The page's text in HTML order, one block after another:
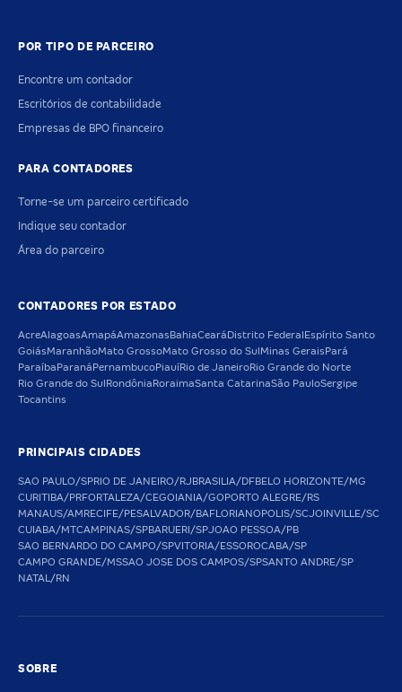
POR TIPO DE PARCEIRO
Encontre um contador
Escritórios de contabilidade
Empresas de BPO financeiro
PARA CONTADORES
Torne-se um parceiro certificado
Indique seu contador
Área do parceiro
CONTADORES POR ESTADO
AcreAlagoasAmapáAmazonas BahiaCeará Distrito Federal Espírito Santo
GoiásMaranhãoMato GrossoMato Grosso do Sul Minas Gerais Pará
Paraíba Paraná PernambucoPiauíRio de JaneiroRio Grande do Norte
Rio Grande do Sul Rondônia RoraimaSanta CatarinaSão PauloSergipe
Tocantins
PRINCIPAIS CIDADES
SAO PAULO/SPRIO DE JANEIRO/RJBRASILIA/DFBELO HORIZONTE/MG
CURITIBA/PRFORTALEZA/CEGOIANIA/GOPORTO ALEGRE/RS
MANAUS/AMRECIFE/PESALVADOR/BAFLORIANOPOLIS/SCJOINVILLE/SC
CUIABA/MTCAMPINAS/SPBARUERI/SPJOAO PESSOA/PB
SAO BERNARDO DO CAMPO/SPVITORIA/ESSOROCABA/SP
CAMPO GRANDE/MSSAO JOSE DOS CAMPOS/SPSANTO ANDRE/SP
NATAL/RN
SOBRE